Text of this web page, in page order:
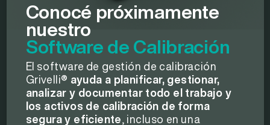
Conocé próximamente
nuestro
Software de Calibración
El software de gestión de calibración
Grivelli® ayuda a planificar, gestionar,
analizar y documentar todo el trabajo y
los activos de calibración de forma
segura y eficiente , incluso en una